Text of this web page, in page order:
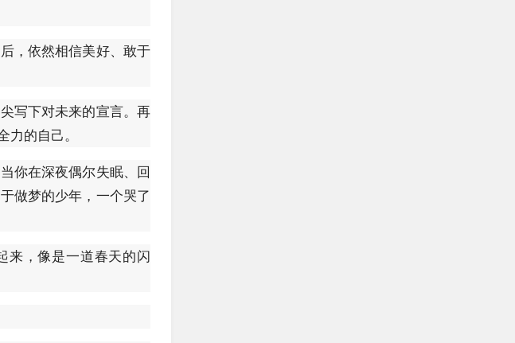
，依然相信美好、敢于
写下对未来的宣言。再
的自己。
你在深夜偶尔失眠、回
做梦的少年，一个哭了
来，像是一道春天的闪